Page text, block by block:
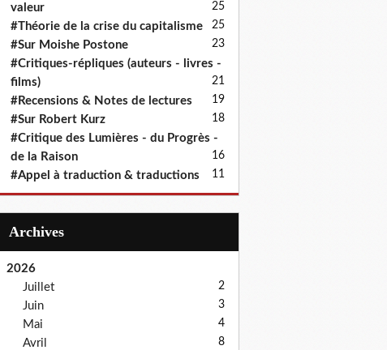
valeur
25
#Théorie de la crise du capitalisme 25
#Sur Moishe Postone 23
#Critiques-répliques (auteurs - livres -
films)
21
#Recensions & Notes de lectures 19
#Sur Robert Kurz 18
#Critique des Lumières - du Progrès -
de la Raison
16
#Appel à traduction & traductions 11
Archives
2026
Juillet
2
Juin 3
Mai 4
Avril 8